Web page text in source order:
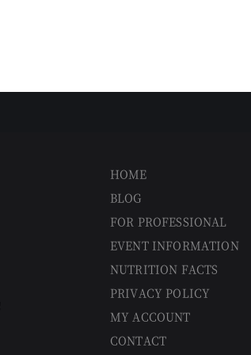
HOME
BLOG
FOR PROFESSIONAL
EVENT INFORMATION
NUTRITION FACTS
PRIVACY POLICY
MY ACCOUNT
CONTACT